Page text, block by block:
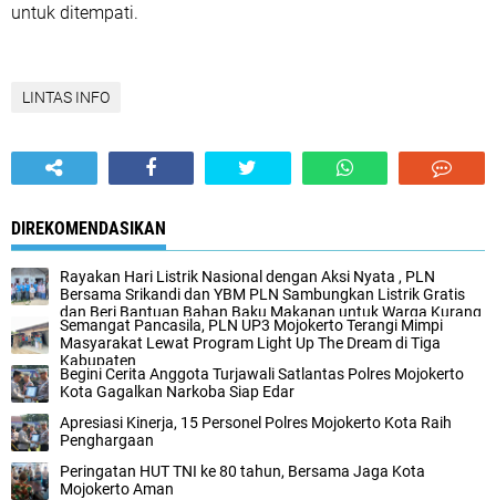
untuk ditempati.
LINTAS INFO
DIREKOMENDASIKAN
Rayakan Hari Listrik Nasional dengan Aksi Nyata , PLN
Bersama Srikandi dan YBM PLN Sambungkan Listrik Gratis
dan Beri Bantuan Bahan Baku Makanan untuk Warga Kurang
Mampu
Semangat Pancasila, PLN UP3 Mojokerto Terangi Mimpi
Masyarakat Lewat Program Light Up The Dream di Tiga
Kabupaten
Begini Cerita Anggota Turjawali Satlantas Polres Mojokerto
Kota Gagalkan Narkoba Siap Edar
Apresiasi Kinerja, 15 Personel Polres Mojokerto Kota Raih
Penghargaan
Peringatan HUT TNI ke 80 tahun, Bersama Jaga Kota
Mojokerto Aman